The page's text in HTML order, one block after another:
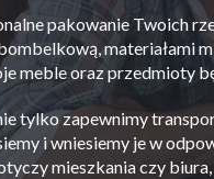
pakowanie Twoich
materiałami
meble oraz przedmioty
tylko zapewnimy
i wniesiemy je w
mieszkania czy